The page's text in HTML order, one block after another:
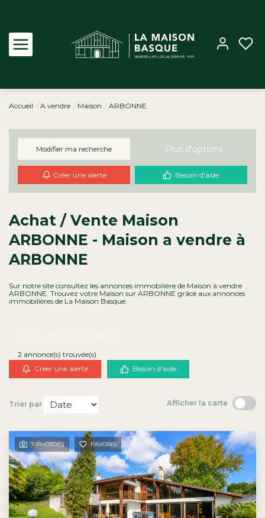
Louer
Estimer
Biens vendus
Notre Agence
Contact
Accueil A vendre Maison ARBONNE
Modifier ma recherche Plus d'options
Créer une alerte Besoin d'aide
Achat / Vente Maison
ARBONNE - Maison a vendre à
ARBONNE
Sur notre site consultez les annonces immobilière de Maison à vendre
ARBONNE. Trouvez votre Maison sur ARBONNE grâce aux annonces
immobilières de La Maison Basque.
2 annonce(s) trouvée(s)
Créer une alerte
Besoin d'aide
Trier par Afficher la carte
7 PHOTO(S) FAVORIS